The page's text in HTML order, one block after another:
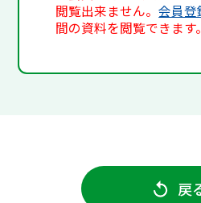
閲覧出来ません。会員登
間の資料を閲覧できます。
戻